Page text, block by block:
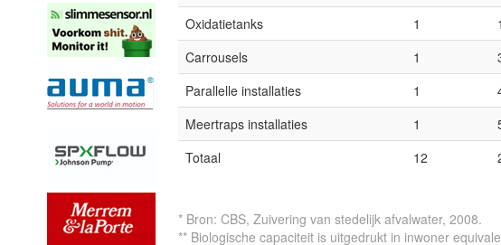
Oxidatietanks
1
Carrousels
1
Parallelle installaties
1
Meertraps installaties
1
Totaal
12
* Bron: CBS, Zuivering van stedelijk afvalwater, 2008.
** Biologische capaciteit is uitgedrukt in inwoner